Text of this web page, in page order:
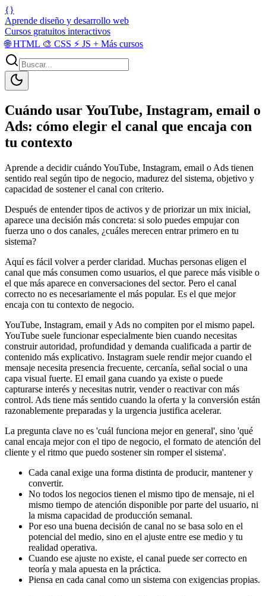
{}
Aprende diseño y desarrollo web
Cursos gratuitos interactivos
🌐HTML 🎨 CSS ⚡ JS + Más cursos
Cuándo usar YouTube, Instagram, email o
Ads: cómo elegir el canal que encaja con
tu contexto
Aprende a decidir cuándo YouTube, Instagram, email o Ads tienen
sentido real según tipo de negocio, madurez del sistema, objetivo y
capacidad de sostener el canal con criterio.
Después de entender tipos de activos y de priorizar un mix inicial,
aparece una decisión más concreta: si solo puedes empujar con
fuerza uno o dos canales, ¿cuáles merecen entrar primero en tu
sistema?
Aquí es fácil volver a perder claridad. Muchas personas eligen el
canal que más consumen como usuarios, el que parece más visible o
el que más aparece en conversaciones del sector. Pero el canal
correcto no es necesariamente el más popular. Es el que mejor
encaja con tu contexto de negocio.
YouTube, Instagram, email y Ads no compiten por el mismo papel.
YouTube suele funcionar especialmente bien cuando necesitas
construir autoridad, profundidad y demanda cualificada a partir de
contenido más explicativo. Instagram suele rendir mejor cuando el
mensaje necesita presencia frecuente, cercanía, señal social o una
capa visual fuerte. El email gana cuando ya existe o puede
capturarse interés y necesitas nutrir, vender o reactivar con más
control. Ads tiene más sentido cuando la oferta y la conversión están
razonablemente preparadas y la urgencia justifica acelerar.
La pregunta clave no es 'cuál funciona mejor en general', sino 'qué
canal encaja mejor con el tipo de negocio, el formato de atención del
cliente y el ritmo que puedo sostener sin romper el sistema'.
Cada canal exige una forma distinta de producir, mantener y
convertir.
No todos los negocios tienen el mismo tipo de mensaje, ni el
mismo tiempo de atención disponible por parte del usuario, ni
la misma capacidad de producción semanal.
Por eso una buena decisión de canal no se basa solo en el
potencial del medio, sino en el ajuste entre ese medio y tu
realidad operativa.
Cuando ese ajuste no existe, el canal puede ser correcto en
teoría y mala apuesta en la práctica.
Piensa en cada canal como un sistema con exigencias propias.